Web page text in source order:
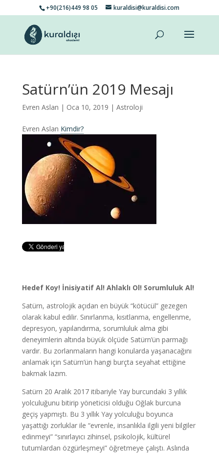
+90(216)449 98 05 kuraldisi@kuraldisi.com
Satürn’ün 2019 Mesajı
Evren Aslan | Oca 10, 2019 | Astroloji
Evren Aslan Kimdir?
Hedef Koy! İnisiyatif Al! Ahlaklı Ol! Sorumluluk Al!
Satürn, astrolojik açıdan en büyük “kötücül” gezegen
olarak kabul edilir. Sınırlanma, kısıtlanma, engellenme,
depresyon, yapılandırma, sorumluluk alma gibi
deneyimlerin altında büyük ölçüde Satürn’ün parmağı
vardır. Bu zorlanmaların hangi konularda yaşanacağını
anlamak için Satürn’ün hangi burçta seyahat ettiğine
bakmak lazım.
Satürn 20 Aralık 2017 itibariyle Yay burcundaki 3 yıllık
yolculuğunu bitirip yöneticisi olduğu Oğlak burcuna
geçiş yapmıştı. Bu 3 yıllık Yay yolculuğu boyunca
yaşattığı zorluklar ile “evrenle, insanlıkla ilgili yeni bilgiler
edinmeyi” “sınırlayıcı zihinsel, psikolojik, kültürel
tutumlardan özgürleşmeyi” öğretmeye çalıştı. Aslında